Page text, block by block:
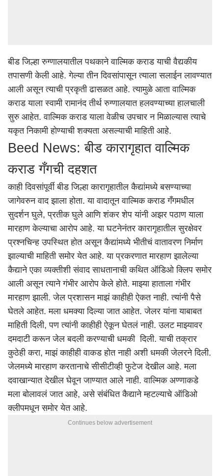
बीड जिल्हा रुग्णालयातील पथकाने वाल्मिक कराड याची वैद्यकीय
तपासणी केली आहे. गेल्या तीन दिवसांपासून त्याला सलाईन लावण्यात
आली असून त्याची प्रकृती ढासळत आहे. त्यामुळे आता वाल्मिक
कराड याला स्वामी रामानंद तीर्थ रुग्णालयात हलवण्याच्या हालचाली
सुरु आहेत. वाल्मिक कराड याला वेळीच उपचार न मिळाल्यास त्याचे
यकृत निकामी होण्याची शक्यता असल्याची माहिती आहे.
Beed News: बीड कारागृहात वाल्मिक
कराड गँगची दहशत
काही दिवसांपूर्वीबीडजिल्हा कारागृहातील कैद्यांमध्ये बसण्याच्या
जागेवरुन वाद झाला होता. या वादातून वाल्मिक कराड गँगमधील
सुदर्शन घुले, प्रतीक घुले आणि शंकर शेप यांनी अझर पठाण याला
मारहाण केल्याचा आरोप आहे. या घटनेनंतर कारागृहातील सुरक्षेवर
प्रश्नचिन्ह उपस्थित होत असून कैद्यांमध्ये भीतीचं वातावरण निर्माण
झाल्याची माहिती समोर येत आहे. या प्रकरणात मारहाण झालेल्या
कैद्याने एका व्यक्तीशी संवाद साधतानाची कथित ऑडिओ क्लिप समोर
आली असून त्याने गंभीर आरोप केले होते. माझ्या हाताला गंभीर
मारहाण झाली. जेल प्रशासन माझं काहीही ऐकत नाही. त्यांनी पैसे
घेतले आहेत. मला धमक्या दिल्या जात आहेत. जेलर यांना याबाबत
माहिती दिली, पण त्यांनी काहीही ऐकून घेतलं नाही. उलट माझ्यावर
दमदाटी करून जेल बदली करण्याची धमकी दिली. याची तक्रार
कुठेही करा, माझं काहीही वाकड होत नाही अशी धमकी जेलरने दिली.
जेलमध्ये मारहाण करतानाचे सीसीटीव्ही फुटेज देखील आहे. मला
दवाखान्यात देखील घेवून जाण्यात आले नाही. वाल्मिक अण्णाकडे
मला बोलावलं जात आहे, असे संबंधित कैद्याने म्हटल्याचे ऑडिओ
क्लीपमधून समोर येत आहे.
Continues below advertisement